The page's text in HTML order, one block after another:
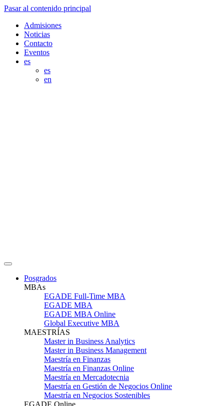
Pasar al contenido principal
Admisiones
Noticias
Contacto
Eventos
es
es
en
Posgrados
MBAs
EGADE Full-Time MBA
EGADE MBA
EGADE MBA Online
Global Executive MBA
MAESTRÍAS
Master in Business Analytics
Master in Business Management
Maestría en Finanzas
Maestría en Finanzas Online
Maestría en Mercadotecnia
Maestría en Gestión de Negocios Online
Maestría en Negocios Sostenibles
EGADE Online